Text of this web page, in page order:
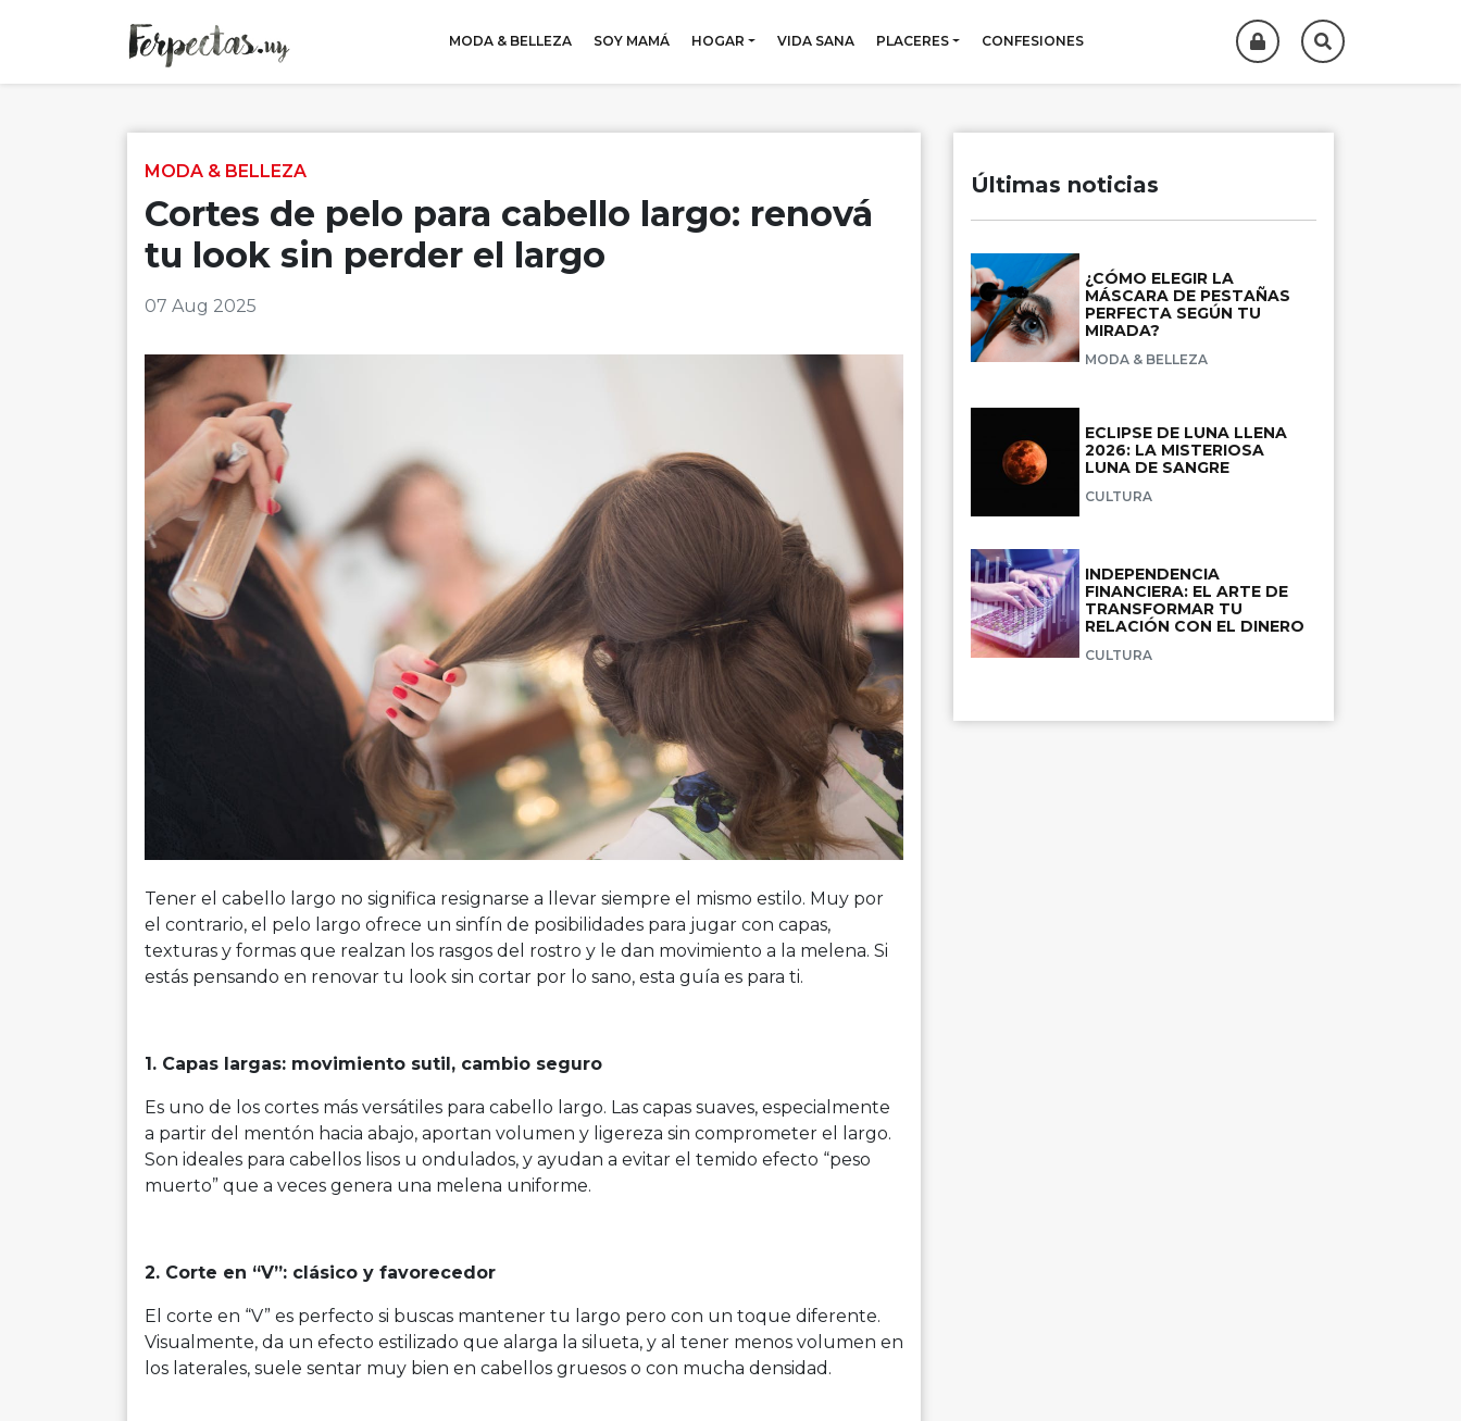
MODA & BELLEZA SOY MAMÁ HOGAR VIDA SANA PLACERES CONFESIONES
MODA & BELLEZA
Cortes de pelo para cabello largo: renová
tu look sin perder el largo
07 Aug 2025
Tener el cabello largo no significa resignarse a llevar siempre el mismo estilo. Muy por
el contrario, el pelo largo ofrece un sinfín de posibilidades para jugar con capas,
texturas y formas que realzan los rasgos del rostro y le dan movimiento a la melena. Si
estás pensando en renovar tu look sin cortar por lo sano, esta guía es para ti.
1. Capas largas: movimiento sutil, cambio seguro
Es uno de los cortes más versátiles para cabello largo. Las capas suaves, especialmente
a partir del mentón hacia abajo, aportan volumen y ligereza sin comprometer el largo.
Son ideales para cabellos lisos u ondulados, y ayudan a evitar el temido efecto “peso
muerto” que a veces genera una melena uniforme.
2. Corte en “V”: clásico y favorecedor
El corte en “V” es perfecto si buscas mantener tu largo pero con un toque diferente.
Visualmente, da un efecto estilizado que alarga la silueta, y al tener menos volumen en
los laterales, suele sentar muy bien en cabellos gruesos o con mucha densidad.
Últimas noticias
¿CÓMO ELEGIR LA
MÁSCARA DE PESTAÑAS
PERFECTA SEGÚN TU
MIRADA?
MODA & BELLEZA
ECLIPSE DE LUNA LLENA
2026: LA MISTERIOSA
LUNA DE SANGRE
CULTURA
INDEPENDENCIA
FINANCIERA: EL ARTE DE
TRANSFORMAR TU
RELACIÓN CON EL DINERO
CULTURA